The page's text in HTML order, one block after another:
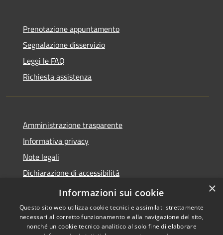
Prenotazione appuntamento
Segnalazione disservizio
Leggi le FAQ
Richiesta assistenza
Amministrazione trasparente
Informativa privacy
Note legali
Dichiarazione di accessibilità
Whistleblowing
×
Informazioni sui cookie
Questo sito web utilizza cookie tecnici e assimilati strettamente
necessari al corretto funzionamento e alla navigazione del sito,
nonché un cookie tecnico analitico al solo fine di elaborare